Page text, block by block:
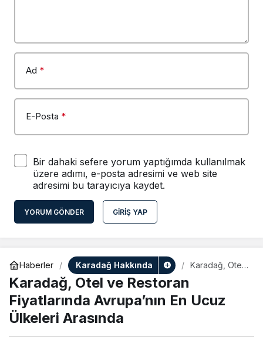
Ad *
E-Posta *
Bir dahaki sefere yorum yaptığımda kullanılmak
üzere adımı, e-posta adresimi ve web site
adresimi bu tarayıcıya kaydet.
YORUM GÖNDER GIRIŞ YAP
Haberler Karadağ Hakkında
Karadağ, Otel
Avrupa’nın En
Ucuz Ülkeleri
Karadağ, Otel ve Restoran
Fiyatlarında Avrupa’nın En Ucuz
Ülkeleri Arasında